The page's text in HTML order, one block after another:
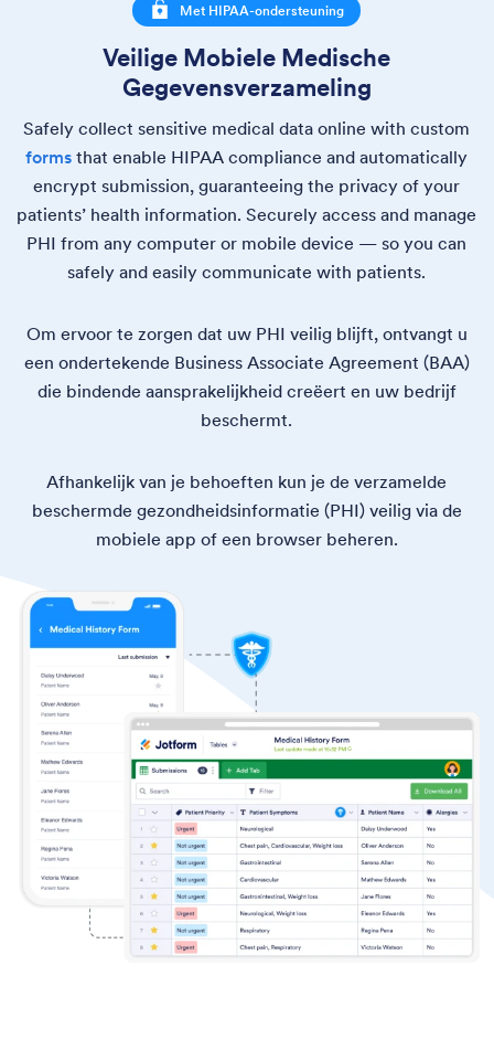
Met HIPAA-ondersteuning
Veilige Mobiele Medische
Gegevensverzameling
Safely collect sensitive medical data online with custom
forms that enable HIPAA compliance and automatically
encrypt submission, guaranteeing the privacy of your
patients’ health information. Securely access and manage
PHI from any computer or mobile device — so you can
safely and easily communicate with patients.
Om ervoor te zorgen dat uw PHI veilig blijft, ontvangt u
een ondertekende Business Associate Agreement (BAA)
die bindende aansprakelijkheid creëert en uw bedrijf
beschermt.
Afhankelijk van je behoeften kun je de verzamelde
beschermde gezondheidsinformatie (PHI) veilig via de
mobiele app of een browser beheren.